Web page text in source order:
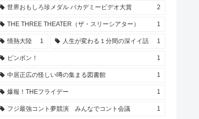
世界おもしろ珍メダル バカデミービデオ大賞 2
THE THREE THEATER（ザ・スリーシアター） 1
情熱大陸 1 人生が変わる１分間の深イイ話 1
ピンポン！ 1
中居正広の怪しい噂の集まる図書館 1
爆報！THEフライデー 1
フジ最強コント夢競演 みんなでコント会議 1